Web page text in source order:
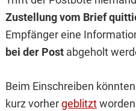
Zustellung vom Brief
Empfänger eine
bei der Postabgeholt
Beim Einschreiben
kurz vorhergeblitztworden